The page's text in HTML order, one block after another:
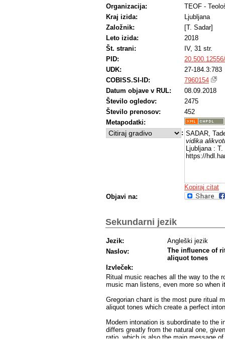
Obredna glasba je sestavni del liturgije
cerkvene glasbe in nenazadnje tudi
Organizacija:
TEOF -
Kraj izida:
Ljubljana
Založnik:
[T. Sadar]
Leto izida:
2018
Št. strani:
IV, 31 str.
PID:
UDK:
27-184.3:783
COBISS.SI-ID:
7960154
Datum objave v RUL:
08.09.2018
Število ogledov:
2475
Število prenosov:
452
Metapodatki:
: SADAR,
vidika
Ljubljana :
https://
Kopiraj citat
Objavi na:
Sekundarni jezik
Jezik:
Angleški jezik
Naslov:
The influence of
aliquot tones
Izvleček:
Ritual music reaches all the way to the
music man listens, even more so when
Gregorian chant is the most pure ritual
aliquot tones which create a perfect
Modern intonation is subordinate to the
differs greatly from the natural one,
ratio, which is also the main message